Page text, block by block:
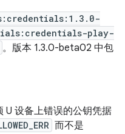
play-
。版本 1.3.0-beta02 中包
U 设备上错误的公钥凭据
而不是